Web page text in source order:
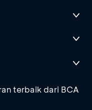
terbaik dari BCA